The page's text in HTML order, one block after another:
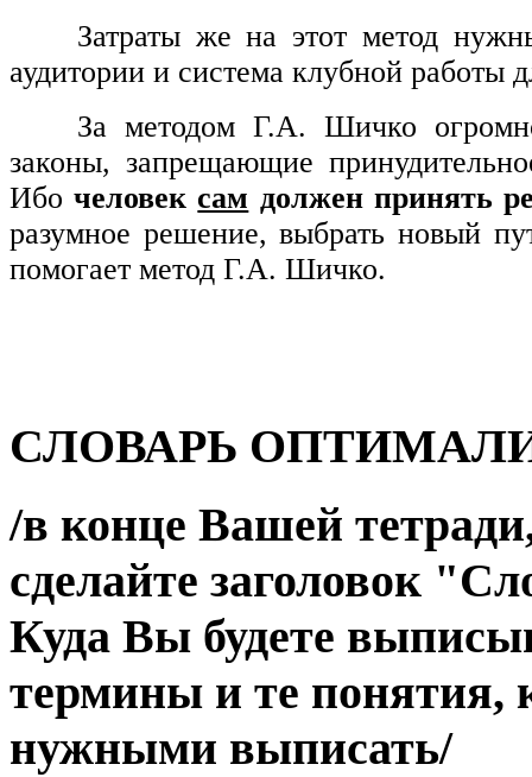
Затраты же на этот метод
аудитории и система клубной
За методом Г.А. Шичко
законы, запрещающие
Ибочеловек сам должен принять
разумное решение, выбрать новый
помогает метод Г.А. Шичко.
СЛОВАРЬ
/в конце Вашей
сделайте заголовок
Куда Вы будете
термины и те понятия,
нужными выписать/